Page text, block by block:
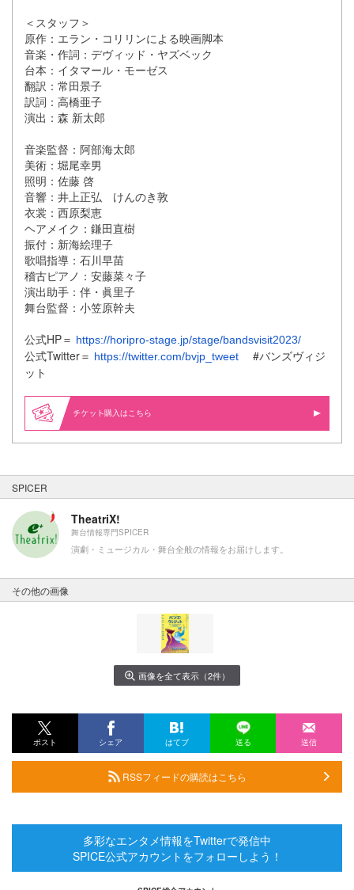
＜スタッフ＞
原作：エラン・コリリンによる映画脚本
音楽・作詞：デヴィッド・ヤズベック
台本：イタマール・モーゼス
翻訳：常田景子
訳詞：高橋亜子
演出：森 新太郎
音楽監督：阿部海太郎
美術：堀尾幸男
照明：佐藤 啓
音響：井上正弘 けんのき敦
衣裳：西原梨恵
ヘアメイク：鎌田直樹
振付：新海絵理子
歌唱指導：石川早苗
稽古ピアノ：安藤菜々子
演出助手：伴・眞里子
舞台監督：小笠原幹夫
公式HP＝ https://horipro-stage.jp/stage/bandsvisit2023/
公式Twitter＝ https://twitter.com/bvjp_tweet
#バンズヴィジ
ット
購入はこちら
SPICER
TheatriX!
舞台情報専門SPICER
演劇・ミュージカル・舞台全般の情報をお届けします。
その他の画像
画像を全て表示（2件）
ポスト シェア はてブ 送る 送信
RSSフィードの購読はこちら
多彩なエンタメ情報をTwitterで発信中
SPICE公式アカウントをフォローしよう！